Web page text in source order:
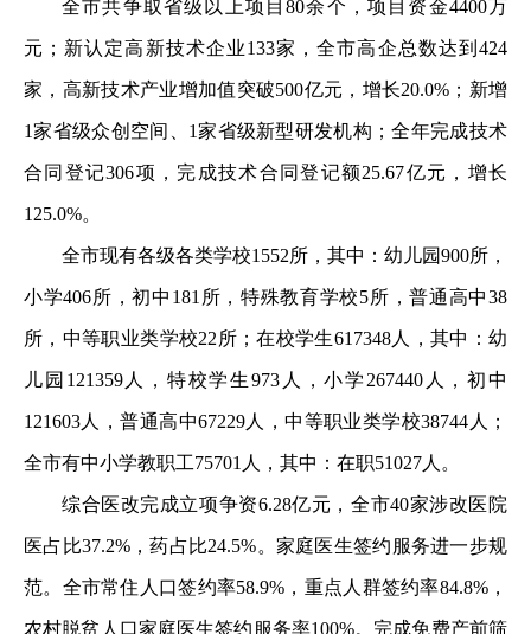
全市共争取省级以上项目80余个，项目资金4400万
元；新认定高新技术企业133家，全市高企总数达到424
家，高新技术产业增加值突破500亿元，增长20.0%；新增
1家省级众创空间、1家省级新型研发机构；全年完成技术
合同登记306项，完成技术合同登记额25.67亿元，增长
125.0%。
全市现有各级各类学校1552所，其中：幼儿园900所，
小学406所，初中181所，特殊教育学校5所，普通高中38
所，中等职业类学校22所；在校学生617348人，其中：幼
儿园121359人，特校学生973人，小学267440人，初中
121603人，普通高中67229人，中等职业类学校38744人；
全市有中小学教职工75701人，其中：在职51027人。
综合医改完成立项争资6.28亿元，全市40家涉改医院
医占比37.2%，药占比24.5%。家庭医生签约服务进一步规
范。全市常住人口签约率58.9%，重点人群签约率84.8%，
农村脱贫人口家庭医生签约服务率100%。完成免费产前筛